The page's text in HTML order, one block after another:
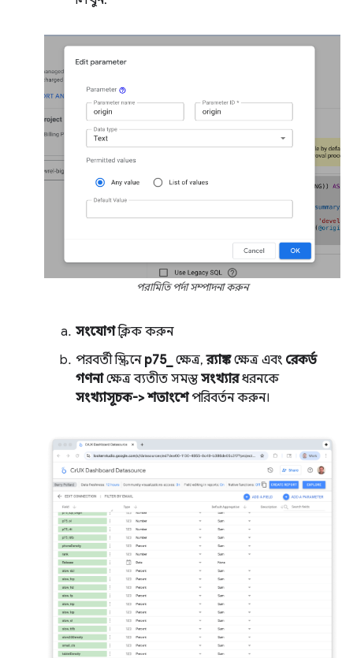
পরামিতি পর্দা সম্পাদনা করুন
সংযোগক্লিক করুন
পরবর্তী স্ক্রিনে p75_ ক্ষেত্র,র‍্যাঙ্কক্ষেত্র এবং রেকর্ড
গণনাক্ষেত্র ব্যতীত সমস্তসংখ্যারধরনকে
সংখ্যাসূচক-> শতাংশেপরিবর্তন করুন।